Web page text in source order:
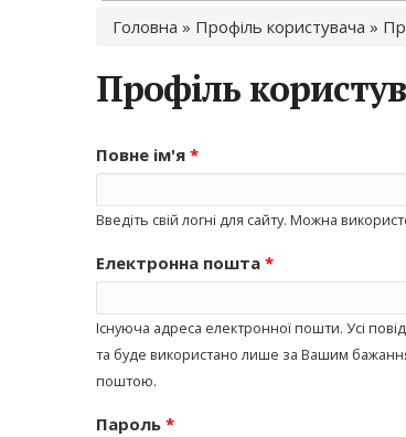
Ви є тут
Головна » Профіль користувача »
Профіль
Повне ім'я *
Введіть свій логні для сайту. Можна
Електронна пошта *
Існуюча адреса електронної пошти. Усі
та буде використано лише за Вашим
поштою.
Пароль *